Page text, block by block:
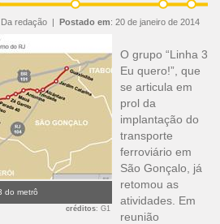
Da redação | Postado em: 20 de janeiro de 2014
do metrô
créditos: G1
O grupo “Linha 3
Eu quero!”, que
se articula em
prol da
implantação do
transporte
ferroviário em
São Gonçalo, já
retomou as
atividades. Em
reunião